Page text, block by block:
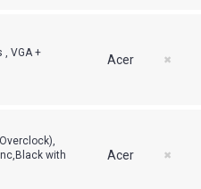
, VGA +
Acer ✖
with
Acer ✖